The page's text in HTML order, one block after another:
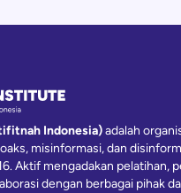
Indonesia)adalah
misinformasi, dan
Aktif mengadakan pelatihan,
dengan berbagai pihak